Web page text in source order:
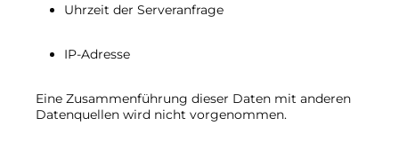
Uhrzeit der Serveranfrage
IP-Adresse
Eine Zusammenführung dieser Daten mit anderen
Datenquellen wird nicht vorgenommen.